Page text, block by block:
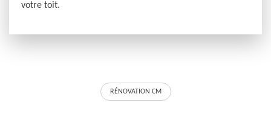
votre toit.
RÉNOVATION CM